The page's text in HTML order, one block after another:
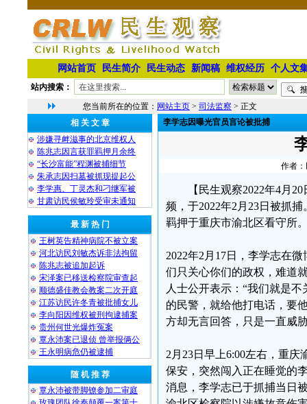
网站首页 民生简介 民生动态 新闻稿 维权经历 个人文
站内搜索：
您当前所在的位置： 网站主页 > 司法监察 > 正文
相 关 文 章
涉嫌寻衅滋事的北京维权人
陈兆志因言获罪羁押月余终
“长沙富能”程渊被捕细节
朱承志因扫墓被抓现提起公
李学惠、丁灵杰和刁继军被
甘肃访民侯敏玲受审未通知
最 新 热 门
王树英告精神病院不被立案
河北访民刘敏杰诉非法拘留
陈兆志被追加起诉
宋泽案已移送检察院审查起
顺德盛佳教会教案二次开庭
江苏访民许冬青被批捕女儿
李向阳因维权被刑拘逮捕案
贵州何世光爆炸冤案
覃永沛案已退侦 曾举报俩公
王永明病危仍被逮捕
随 机 推 荐
覃永沛被带脚镣参加二审庭
李学志因曝光官员言论被批捕
作者：
【民生观察2022年4月
频，于2022年2月23日被抓
羁押于重庆市渝北区看守所
2022年2月17日，李学志在
们只关心你们的政权，难道
人士公开表示：“我们就是
的民警，就给他打电话，要
方却无言回答，只是一直威
2月23日早上6:00左右，重
保安，突然闯入正在睡觉的
消息，李学志已于抓捕当日